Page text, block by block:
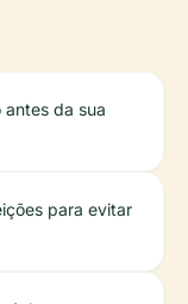
da sua
para evitar